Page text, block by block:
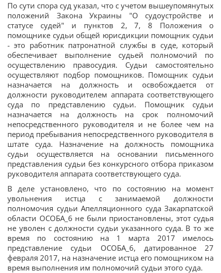
По сути спора суд указал, что с учетом вышеупомянутых
положений Закона Украины "О судоустройстве и
статусе судей" и пунктов 2, 7, 8 Положения о
помощнике судьи общей юрисдикции помощник судьи
- это работник патронатной службы в суде, который
обеспечивает выполнение судьей полномочий по
осуществлению правосудия. Судьи самостоятельно
осуществляют подбор помощников. Помощник судьи
назначается на должность и освобождается от
должности руководителем аппарата соответствующего
суда по представлению судьи. Помощник судьи
назначается на должность на срок полномочий
непосредственного руководителя и не более чем на
период пребывания непосредственного руководителя в
штате суда. Назначение на должность помощника
судьи осуществляется на основании письменного
представления судьи без конкурсного отбора приказом
руководителя аппарата соответствующего суда.
В деле установлено, что по состоянию на момент
увольнения истца с занимаемой должности
полномочия судьи Апелляционного суда Закарпатской
области ОСОБА_6 не были приостановлены, этот судья
не уволен с должности судьи указанного суда. В то же
время по состоянию на 1 марта 2017 имелось
представление судьи ОСОБА_6, датированное 27
февраля 2017, на назначение истца его помощником на
время выполнения им полномочий судьи этого суда.